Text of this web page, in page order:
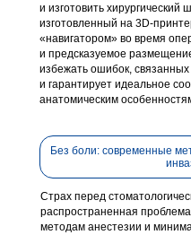
Страх перед
распространенная
методам анестезии и
Без боли: современные
и изготовить хирургический
изготовленный на 3D-
«навигатором» во время
и предсказуемое
избежать ошибок,
и гарантирует идеальное
анатомическим